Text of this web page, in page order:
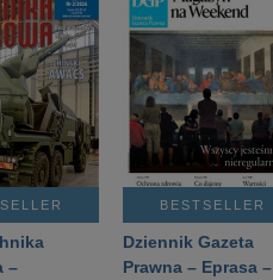
–
BESTSELLER
Dziennik Gazeta
Prawna – Eprasa –